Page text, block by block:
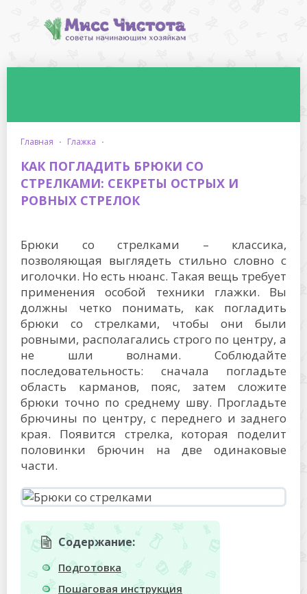
главная · глажка ·
КАК ПОГЛАДИТЬ БРЮКИ СО
СТРЕЛКАМИ: СЕКРЕТЫ ОСТРЫХ И
РОВНЫХ СТРЕЛОК
Брюки со стрелками – классика,
позволяющая выглядеть стильно словно с
иголочки. Но есть нюанс. Такая вещь требует
применения особой техники глажки. Вы
должны четко понимать, как погладить
брюки со стрелками, чтобы они были
ровными, располагались строго по центру, а
не шли волнами. Соблюдайте
последовательность: сначала погладьте
область карманов, пояс, затем сложите
брюки точно по среднему шву. Прогладьте
брючины по центру, с переднего и заднего
края. Появится стрелка, которая поделит
половинки брючин на две одинаковые
части.
Содержание:
Подготовка
Пошаговая инструкция